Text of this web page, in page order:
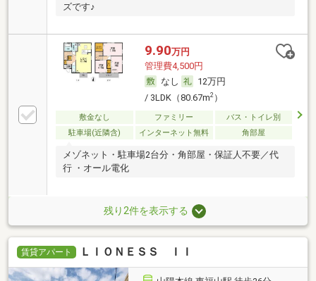
ズです♪
9.90万円
管理費4,500円
なし
12万円
/ 3LDK（80.67m2）
敷金なし ファミリー
バス・トイレ別
駐車場(近隣含)
インターネット無料 角部屋
メゾネット・駐車場2台分・角部屋・保証人不要／代
行 ・オール電化
残り2件を表示する
賃貸アパート ＬＩＯＮＥＳＳ ＩＩ